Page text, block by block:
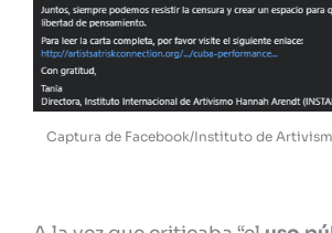
Captura de Facebook/Instituto de